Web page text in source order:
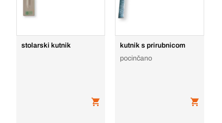
stolarski kutnik
kutnik s prirubnicom
pocinčano